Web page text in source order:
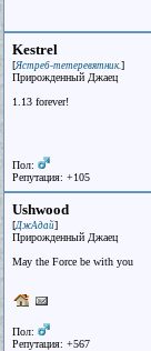
Kestrel
[Ястреб-тетеревятник.]
Прирожденный Джаец
1.13 forever!
Пол:
Репутация: +105
Ushwood
[ДжАдай]
Прирожденный Джаец
May the Force be with you
Пол:
Репутация: +567